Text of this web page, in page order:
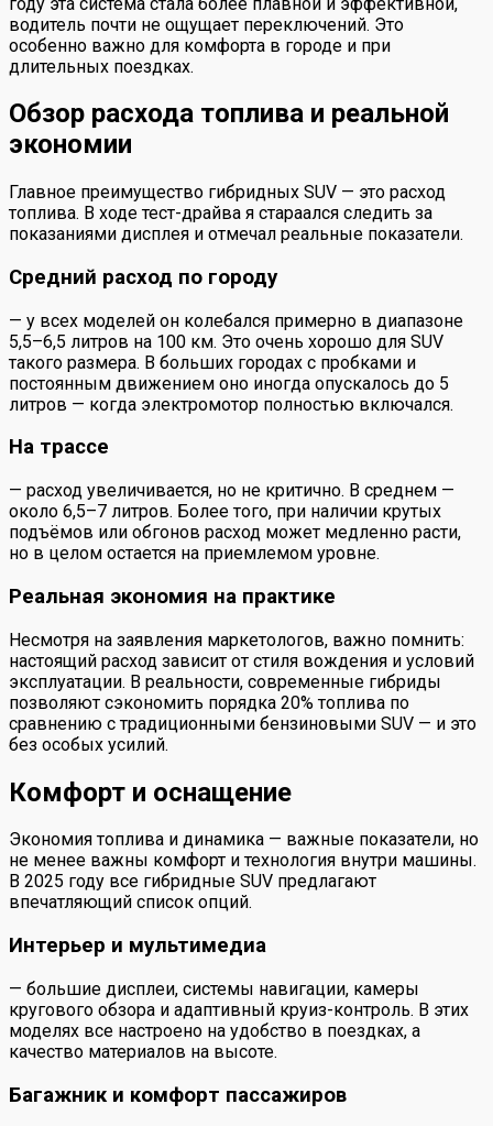
водитель почти не ощущает переключений. Это
особенно важно для комфорта в городе и при
длительных поездках.
Обзор расхода топлива и реальной
экономии
Главное преимущество гибридных SUV — это расход
топлива. В ходе тест-драйва я стараался следить за
показаниями дисплея и отмечал реальные показатели.
Средний расход по городу
— у всех моделей он колебался примерно в диапазоне
5,5–6,5 литров на 100 км. Это очень хорошо для SUV
такого размера. В больших городах с пробками и
постоянным движением оно иногда опускалось до 5
литров — когда электромотор полностью включался.
На трассе
— расход увеличивается, но не критично. В среднем —
около 6,5–7 литров. Более того, при наличии крутых
подъёмов или обгонов расход может медленно расти,
но в целом остается на приемлемом уровне.
Реальная экономия на практике
Несмотря на заявления маркетологов, важно помнить:
настоящий расход зависит от стиля вождения и условий
эксплуатации. В реальности, современные гибриды
позволяют сэкономить порядка 20% топлива по
сравнению с традиционными бензиновыми SUV — и это
без особых усилий.
Комфорт и оснащение
Экономия топлива и динамика — важные показатели, но
не менее важны комфорт и технология внутри машины.
В 2025 году все гибридные SUV предлагают
впечатляющий список опций.
Интерьер и мультимедиа
— большие дисплеи, системы навигации, камеры
кругового обзора и адаптивный круиз-контроль. В этих
моделях все настроено на удобство в поездках, а
качество материалов на высоте.
Багажник и комфорт пассажиров